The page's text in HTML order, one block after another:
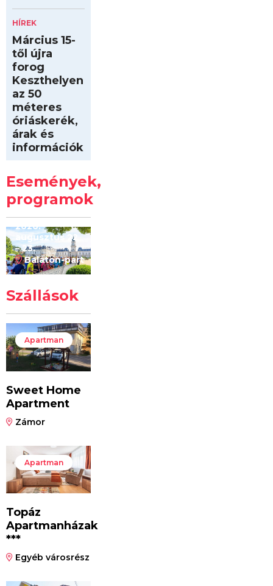
HÍREK
Március 15-
től újra
forog
Keszthelyen
az 50
méteres
óriáskerék,
árak és
információk
Események,
programok
Kilóméterek
2026
2026.
augusztus 22
– 23.
Balaton-part
Szállások
Apartman
Sweet Home
Apartment
Zámor
Apartman
Topáz
Apartmanházak
***
Egyéb városrész